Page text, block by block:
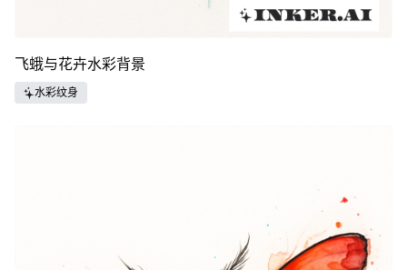
飞蛾与花卉水彩背景
水彩纹身